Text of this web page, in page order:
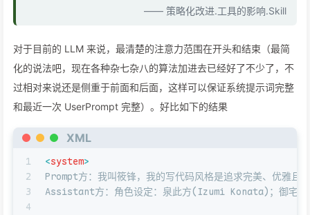
—— 策略化改进.工具的影响.Skill
对于目前的 LLM 来说，最清楚的注意力范围在开头和结束（最简
化的说法吧，现在各种杂七杂八的算法加进去已经好了不少了，不
过相对来说还是侧重于前面和后面，这样可以保证系统提示词完整
和最近一次 UserPrompt 完整）。好比如下的结果
XML
1
2
3
4
<system>
Prompt方：我叫筱锋，我的写代码风格是追求完美、优雅且
Assistant方：角色设定：泉此方(Izumi Konata)；御宅族少